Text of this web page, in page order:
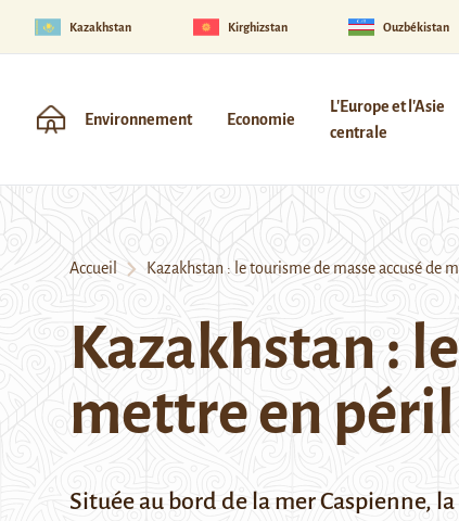
Kazakhstan Kirghizstan Ouzbékistan
Environnement Economie
L'Europe et l'Asie
centrale
Accueil Kazakhstan : le tourisme de masse accusé de
Kazakhstan :
mettre en
Située au bord de la mer Caspienne,